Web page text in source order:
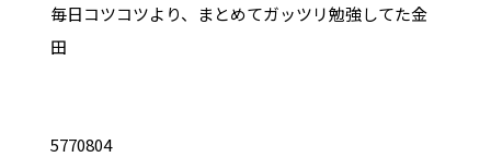
毎日コツコツより、まとめてガッツリ勉強してた金
田
5770804